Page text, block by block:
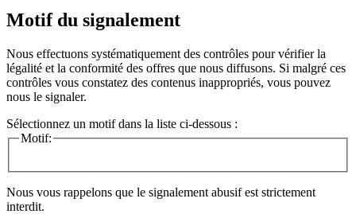
Motif du signalement
Nous effectuons systématiquement des contrôles pour vérifier la
légalité et la conformité des offres que nous diffusons. Si malgré ces
contrôles vous constatez des contenus inappropriés, vous pouvez
nous le signaler.
Sélectionnez un motif dans la liste ci-dessous :
Motif:
Nous vous rappelons que le signalement abusif est strictement
interdit.